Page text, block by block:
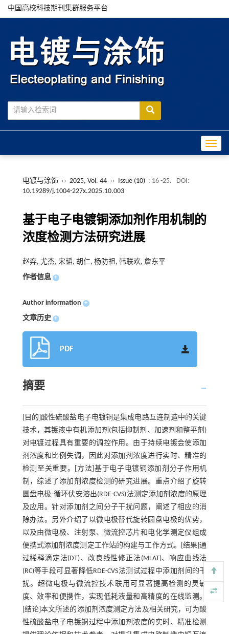
中国高校科技期刊集群服务平台
电镀与涂饰 ›› 2025, Vol. 44 ›› Issue (10) : 16 -25.
DOI:
10.19289/j.1004-227x.2025.10.003
基于电子电镀铜添加剂作用机制的
浓度检测方法研究进展
赵弈, 尤杰, 宋韬, 胡仁, 杨防祖, 韩联欢, 詹东平
作者信息 +
Author information +
文章历史 +
PDF
摘要
[目的]酸性硫酸盐电子电镀铜是集成电路互连制造中的关键
技术，其镀液中有机添加剂(包括抑制剂、加速剂和整平剂)
对电镀过程具有重要的调控作用。由于持续电镀会使添加
剂浓度和比例失调，因此对添加剂浓度进行实时、精准的
检测至关重要。[方法]基于电子电镀铜添加剂分子作用机
制，综述了添加剂浓度检测的研究进展。重点介绍了旋转
圆盘电极-循环伏安溶出(RDE-CVS)法测定添加剂浓度的原理
及应用。针对添加剂之间分子干扰问题，阐述了相应的消
除办法。另外介绍了以微电极替代旋转圆盘电极的优势，
以及由微电极、注射泵、微流控芯片和电化学测定仪组成
便携式添加剂浓度测定工作站的构建与工作方式。[结果]通
过稀释滴定法(DT)、改良线性修正法(MLAT)、响应曲线法
(RC)等手段可显著降低RDE-CVS法测试过程中添加剂间的干
扰。超微电极与微流控技术联用可显著提高检测的灵敏
度、效率和便携性，实现低耗液量和高精度的在线监测。
[结论]本文所述的添加剂浓度测定方法及相关研究，可为酸
性硫酸盐电子电镀铜过程中添加剂浓度的实时、精准检测